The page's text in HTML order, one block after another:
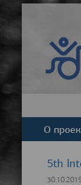
О
5th